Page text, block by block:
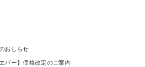
おしらせ
バー】価格改定のご案内